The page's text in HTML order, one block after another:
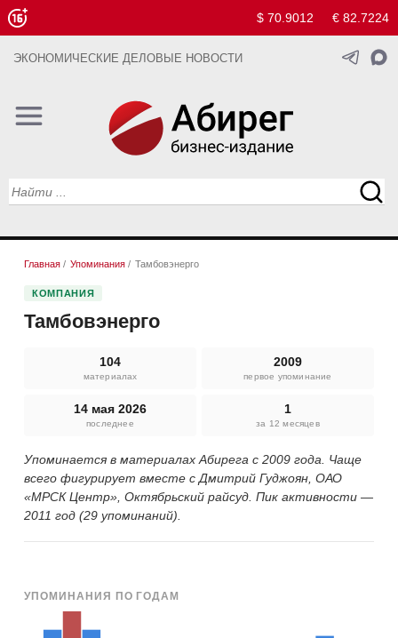
$ 70.9012 € 82.7224
ЭКОНОМИЧЕСКИЕ ДЕЛОВЫЕ НОВОСТИ
Главная / Упоминания / Тамбовэнерго
КОМПАНИЯ
Тамбовэнерго
104
материалах
2009
первое упоминание
14 мая 2026
последнее
1
за 12 месяцев
Упоминается в материалах Абирега с 2009 года. Чаще
всего фигурирует вместе с Дмитрий Гуджоян, ОАО
«МРСК Центр», Октябрьский райсуд. Пик активности —
2011 год (29 упоминаний).
УПОМИНАНИЯ ПО ГОДАМ